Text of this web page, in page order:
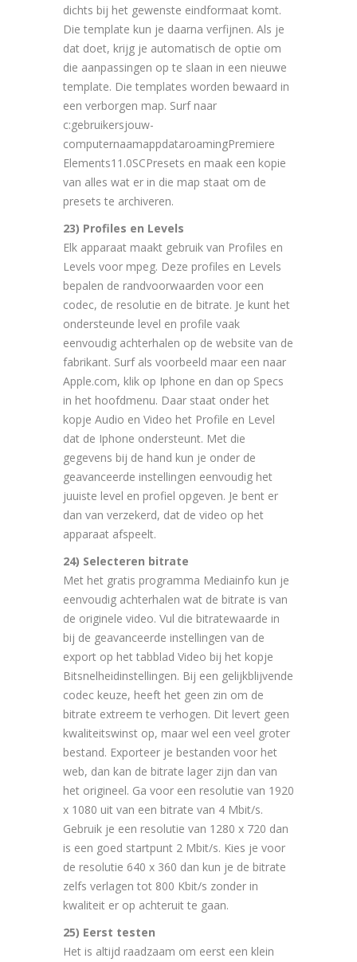
dichts bij het gewenste eindformaat komt.
Die template kun je daarna verfijnen. Als je
dat doet, krijg je automatisch de optie om
die aanpassingen op te slaan in een nieuwe
template. Die templates worden bewaard in
een verborgen map. Surf naar
c:gebruikersjouw-
computernaamappdataroamingPremiere
Elements11.0SCPresets en maak een kopie
van alles wat er in die map staat om de
presets te archiveren.
23) Profiles en Levels
Elk apparaat maakt gebruik van Profiles en
Levels voor mpeg. Deze profiles en Levels
bepalen de randvoorwaarden voor een
codec, de resolutie en de bitrate. Je kunt het
ondersteunde level en profile vaak
eenvoudig achterhalen op de website van de
fabrikant. Surf als voorbeeld maar een naar
Apple.com, klik op Iphone en dan op Specs
in het hoofdmenu. Daar staat onder het
kopje Audio en Video het Profile en Level
dat de Iphone ondersteunt. Met die
gegevens bij de hand kun je onder de
geavanceerde instellingen eenvoudig het
juuiste level en profiel opgeven. Je bent er
dan van verzekerd, dat de video op het
apparaat afspeelt.
24) Selecteren bitrate
Met het gratis programma Mediainfo kun je
eenvoudig achterhalen wat de bitrate is van
de originele video. Vul die bitratewaarde in
bij de geavanceerde instellingen van de
export op het tabblad Video bij het kopje
Bitsnelheidinstellingen. Bij een gelijkblijvende
codec keuze, heeft het geen zin om de
bitrate extreem te verhogen. Dit levert geen
kwaliteitswinst op, maar wel een veel groter
bestand. Exporteer je bestanden voor het
web, dan kan de bitrate lager zijn dan van
het origineel. Ga voor een resolutie van 1920
x 1080 uit van een bitrate van 4 Mbit/s.
Gebruik je een resolutie van 1280 x 720 dan
is een goed startpunt 2 Mbit/s. Kies je voor
de resolutie 640 x 360 dan kun je de bitrate
zelfs verlagen tot 800 Kbit/s zonder in
kwaliteit er op achteruit te gaan.
25) Eerst testen
Het is altijd raadzaam om eerst een klein